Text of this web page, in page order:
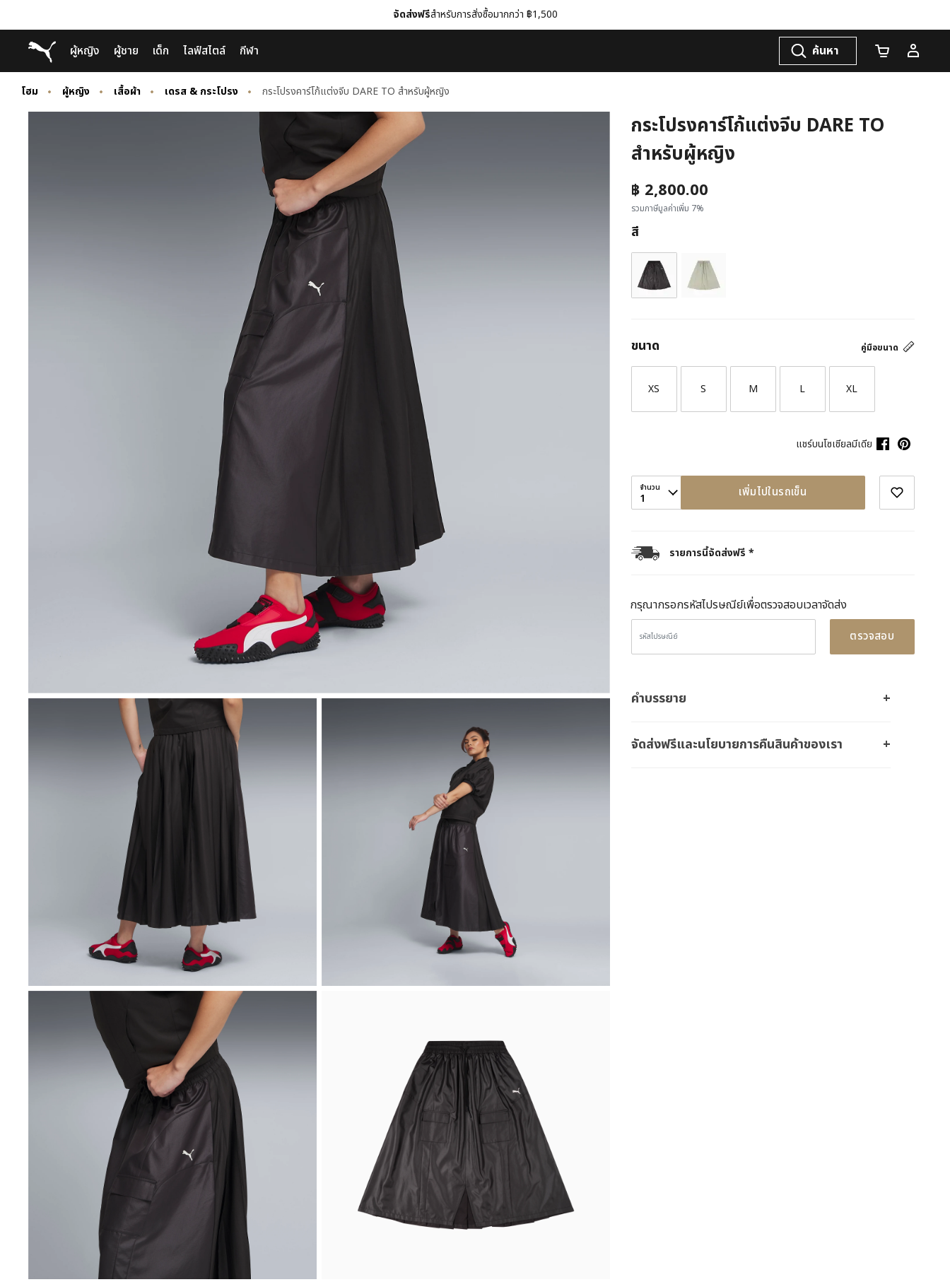
to
Main
content
to
Footer
Content
จัดส่งฟรีสำหรับการสั่งซื้อมากกว่า ฿1,500
Puma โฮม
ผู้หญิง ผู้ชาย เด็ก ไลฟ์สไตล์ กีฬา ค้นหา จำนวนรถเข็น
โฮม ผู้หญิง เสื้อผ้า เดรส & กระโปรง กระโปรงคาร์โก้แต่งจีบ DARE TO สำหรับผู้หญิง
กระโปรงคาร์โก้แต่งจีบ DARE TO
สำหรับผู้หญิง
฿ 2,800.00
รวมภาษีมูลค่าเพิ่ม 7%
สี
คู่มือขนาด
ขนาด
XS S M L XL
แชร์บนโซเชียลมีเดีย
จำนวน
1 เพิ่มไปในรถเข็น
รายการนี้จัดส่งฟรี *
กรุณากรอกรหัสไปรษณีย์เพื่อตรวจสอบเวลาจัดส่ง
ตรวจสอบ
คำบรรยาย
จัดส่งฟรีและนโยบายการคืนสินค้าของเรา